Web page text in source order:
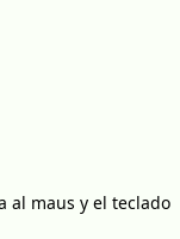
al maus y el teclado